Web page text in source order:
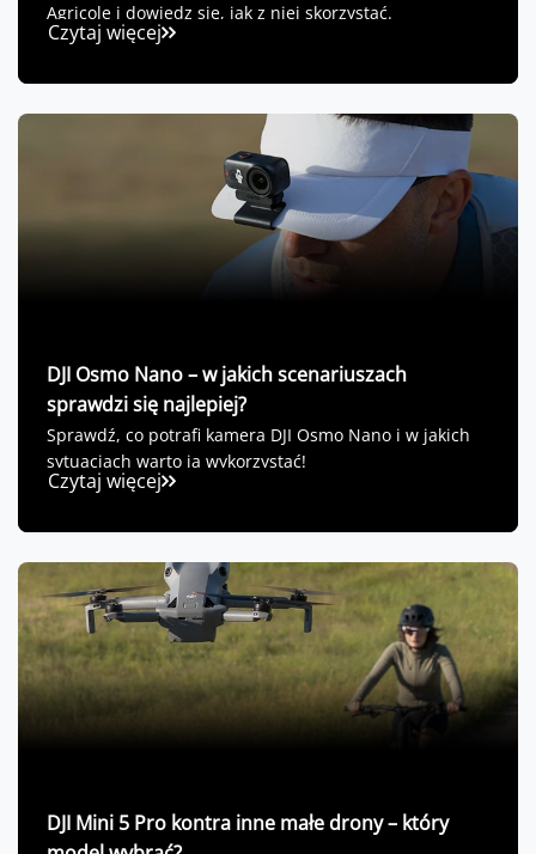
Agricole i dowiedz się, jak z niej skorzystać.
Czytaj więcej
DJI Osmo Nano – w jakich scenariuszach
sprawdzi się najlepiej?
Sprawdź, co potrafi kamera DJI Osmo Nano i w jakich
sytuacjach warto ją wykorzystać!
Czytaj więcej
DJI Mini 5 Pro kontra inne małe drony – który